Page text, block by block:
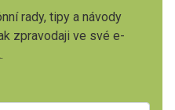
rady, tipy a návody
zpravodaji ve své e-